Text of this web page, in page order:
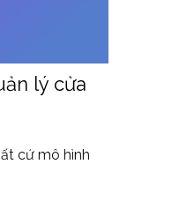
lý cửa
cứ mô hình